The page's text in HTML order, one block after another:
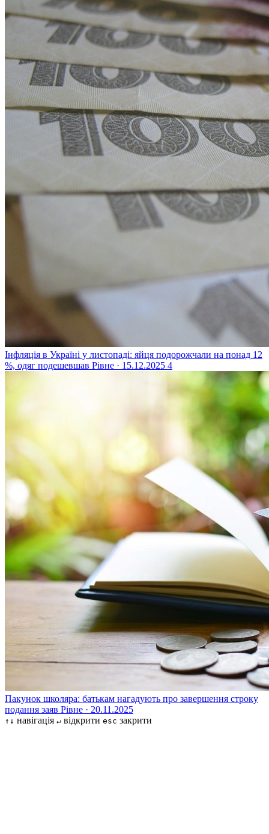
Інфляція в Україні у листопаді: яйця подорожчали на понад 12
%, одяг подешевшав Рівне · 15.12.2025 4
Пакунок школяра: батькам нагадують про завершення строку
подання заяв Рівне · 20.11.2025
↑↓ навігація ↵ відкрити esc закрити